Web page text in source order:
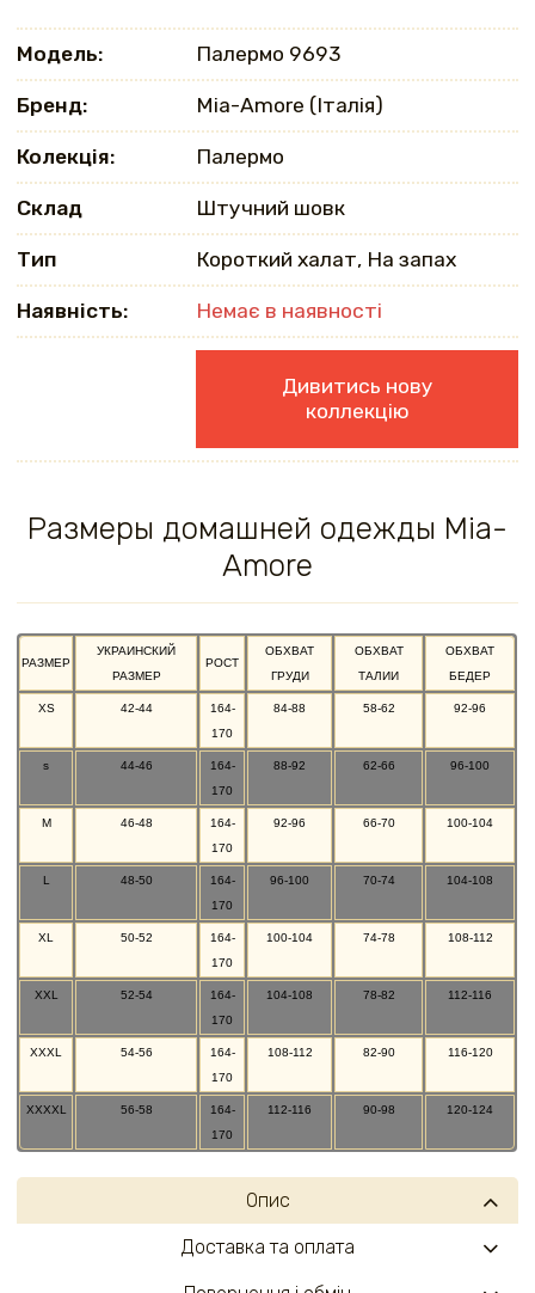
Модель: Палермо 9693
Бренд: Mia-Amore (Італія)
Колекція: Палермо
Склад Штучний шовк
Тип Короткий халат, На запах
Наявність: Немає в наявності
Дивитись нову
коллекцію
Размеры домашней одежды Mia-
Amore
РАЗМЕР
УКРАИНСКИЙ
РАЗМЕР
РОСТ
ОБХВАТ
ГРУДИ
ОБХВАТ
ТАЛИИ
ОБХВАТ
БЕДЕР
XS 42-44
164-
170
84-88 58-62 92-96
s 44-46
164-
170
88-92 62-66 96-100
M 46-48
164-
170
92-96 66-70 100-104
L 48-50
164-
170
96-100 70-74 104-108
XL 50-52
164-
170
100-104 74-78 108-112
XXL 52-54
164-
170
104-108 78-82 112-116
XXXL 54-56
164-
170
108-112 82-90 116-120
XXXXL 56-58
164-
170
112-116 90-98 120-124
Опис
Доставка та оплата